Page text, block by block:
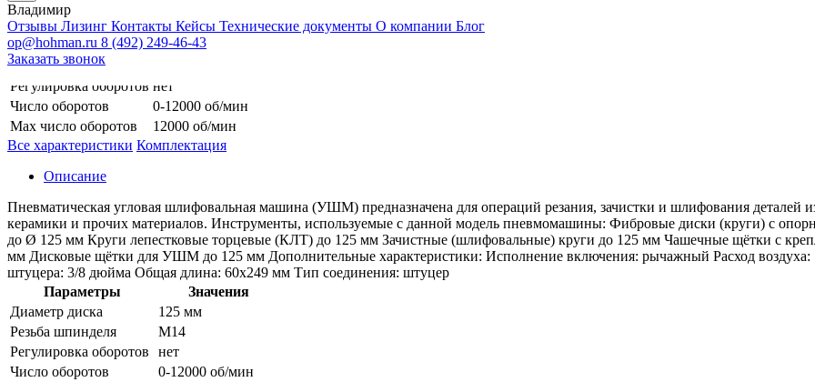
Владимир
Отзывы Лизинг Контакты Кейсы Технические документы О компании Блог
op@hohman.ru 8 (492) 249-46-43
Заказать звонок
Можно купить в лизинг Запросить КП
Диаметр диска
125 мм
Резьба шпинделя
Регулировка оборотов нет
Число оборотов
0-12000 об/мин
Max число оборотов
12000 об/мин
Все характеристики Комплектация
Описание
Пневматическая угловая шлифовальная машина (УШМ) предназначена для операций резания, зачистки и шлифования деталей
керамики и прочих материалов. Инструменты, используемые с данной модель пневмомашины: Фибровые диски (круги) с
до Ø 125 мм Круги лепестковые торцевые (КЛТ) до 125 мм Зачистные (шлифовальные) круги до 125 мм Чашечные щётки с
мм Дисковые щётки для УШМ до 125 мм Дополнительные характеристики: Исполнение включения: рычажный Расход воздуха:
штуцера: 3/8 дюйма Общая длина: 60х249 мм Тип соединения: штуцер
Параметры
Значения
Диаметр диска
125 мм
Резьба шпинделя
М14
Регулировка оборотов
нет
Число оборотов
0-12000 об/мин